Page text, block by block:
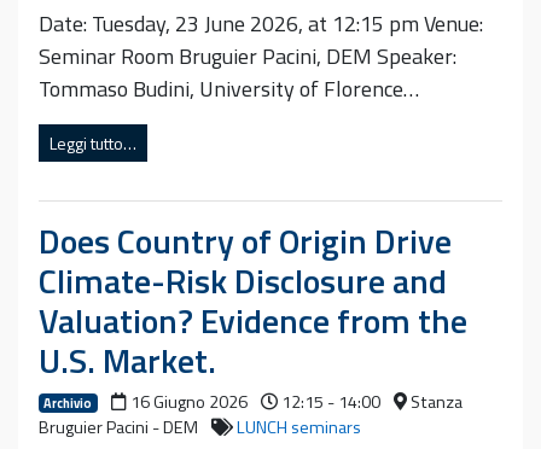
Date: Tuesday, 23 June 2026, at 12:15 pm Venue:
Seminar Room Bruguier Pacini, DEM Speaker:
Tommaso Budini, University of Florence…
Leggi tutto…
Does Country of Origin Drive
Climate-Risk Disclosure and
Valuation? Evidence from the
U.S. Market.
Archivio 16 Giugno 2026 12:15 - 14:00
Stanza
Bruguier Pacini - DEM
LUNCH seminars